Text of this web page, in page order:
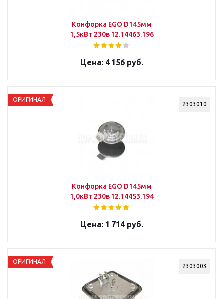
Конфорка EGO D145мм
1,5кВт 230в 12.14463.196
4 156 руб.
2303010
ОРИГИНАЛ
Конфорка EGO D145мм
1,0кВт 230в 12.14453.194
1 714 руб.
2303003
ОРИГИНАЛ